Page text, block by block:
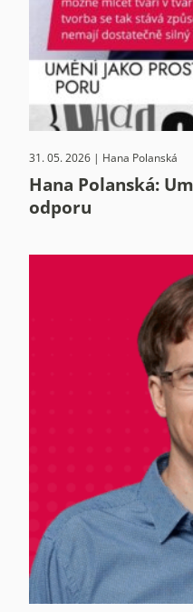
31. 05. 2026 | Hana Polanská
Hana Polanská:
odporu